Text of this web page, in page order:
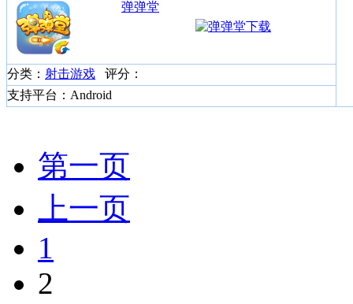
弹弹堂
分类： 射击游戏 评分：
支持平台：Android
第一页
上一页
1
2